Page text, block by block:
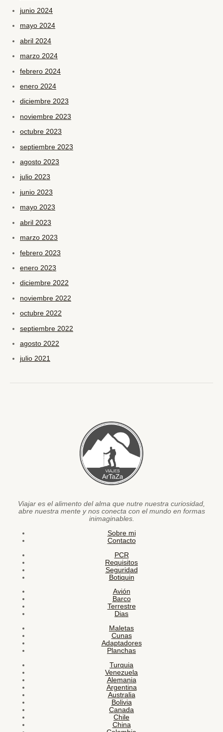
junio 2024
mayo 2024
abril 2024
marzo 2024
febrero 2024
enero 2024
diciembre 2023
noviembre 2023
octubre 2023
septiembre 2023
agosto 2023
julio 2023
junio 2023
mayo 2023
abril 2023
marzo 2023
febrero 2023
enero 2023
diciembre 2022
noviembre 2022
octubre 2022
septiembre 2022
agosto 2022
julio 2021
Viajar es el alimento del alma que nutre nuestra curiosidad,
abre nuestra mente y nos conecta con el mundo en formas
inimaginables.
Sobre mi
Contacto
PCR
Requisitos
Seguridad
Botiquin
Avión
Barco
Terrestre
Dias
Maletas
Cunas
Adaptadores
Planchas
Turquia
Venezuela
Alemania
Argentina
Australia
Bolivia
Canada
Chile
China